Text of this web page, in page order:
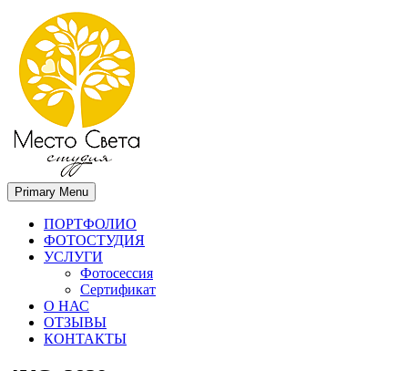
Место света. Свадебный фотограф в Орле Апальков Вячеслав
Свадебный фотограф в Орле
Primary Menu
ПОРТФОЛИО
ФОТОСТУДИЯ
УСЛУГИ
Фотосессия
Сертификат
О НАС
ОТЗЫВЫ
КОНТАКТЫ